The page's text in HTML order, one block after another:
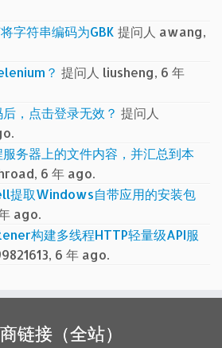
字符串编码为GBK 提问人 awang,
？ 提问人 liusheng, 6 年
，点击登录无效？ 提问人
务器上的文件内容，并汇总到本
6 年 ago.
提取Windows自带应用的安装包
ago.
构建多线程HTTP轻量级API服
6 年 ago.
链接（全站）